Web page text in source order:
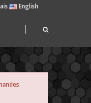
English
.